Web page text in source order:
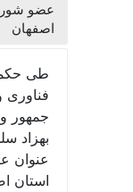
عضو
اصفهان
طی
فناوری
جمهور و
بهزاد
عنوان
استان